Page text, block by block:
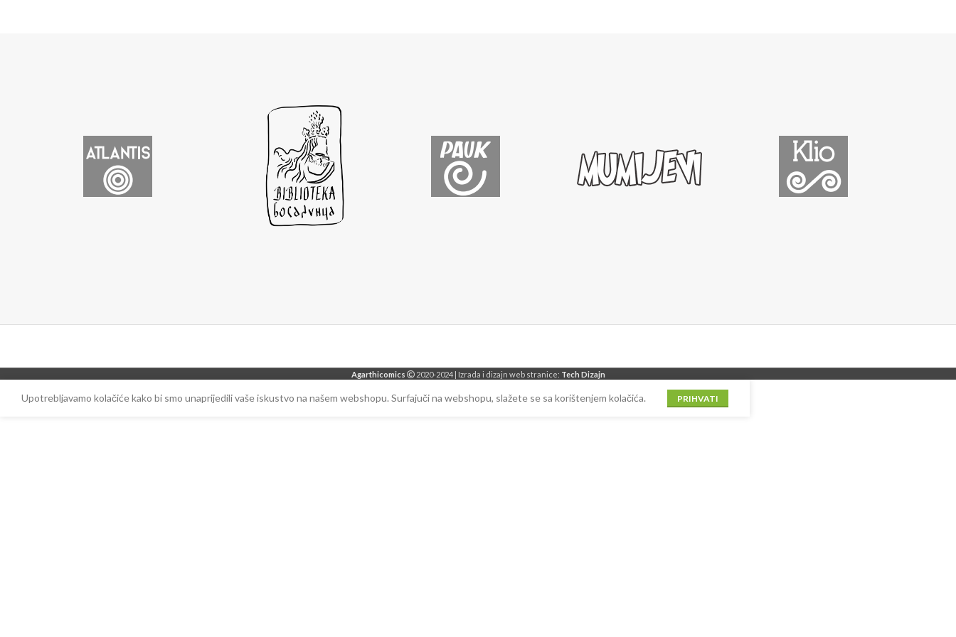
Agarthicomics 2020-2024 | Izrada i dizajn web stranice: Tech Dizajn
Upotrebljavamo kolačiće kako bi smo unaprijedili vaše iskustvo na našem webshopu. Surfajuči na webshopu, slažete se sa korištenjem kolačića. PRIHVATI